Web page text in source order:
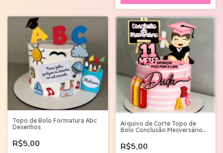
Topo de Bolo Formatura Abc
Desenhos
R$5,00
Arquivo de Corte Topo de
Bolo Conclusão Mesversário
R$5,00